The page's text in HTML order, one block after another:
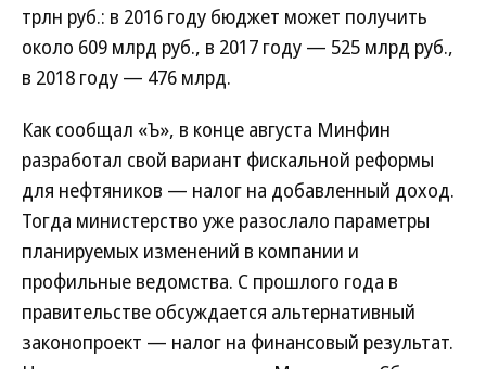
трлн руб.: в 2016 году бюджет может получить
около 609 млрд руб., в 2017 году — 525 млрд руб.,
в 2018 году — 476 млрд.
Как сообщал «Ъ», в конце августа Минфин
разработал свой вариант фискальной реформы
для нефтяников — налог на добавленный доход.
Тогда министерство уже разослало параметры
планируемых изменений в компании и
профильные ведомства. С прошлого года в
правительстве обсуждается альтернативный
законопроект — налог на финансовый результат.